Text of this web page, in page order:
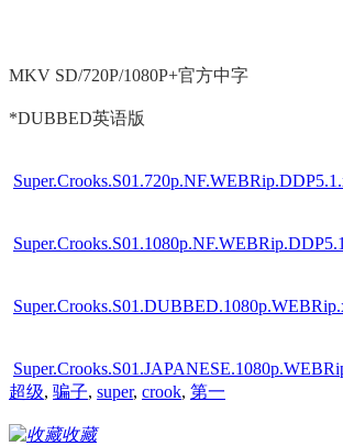
MKV SD/720P/1080P+官方中字
*DUBBED英语版
超级, 骗子, super, crook, 第一
收藏